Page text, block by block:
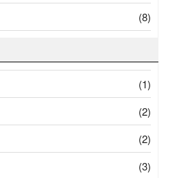
(8)
(1)
(2)
(2)
(3)